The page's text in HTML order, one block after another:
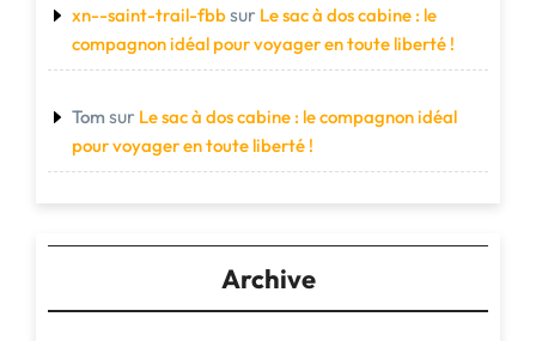
xn--saint-trail-fbbsur Le sac à dos cabine : le
compagnon idéal pour voyager en toute liberté !
Tom sur Le sac à dos cabine : le compagnon idéal
pour voyager en toute liberté !
Archive